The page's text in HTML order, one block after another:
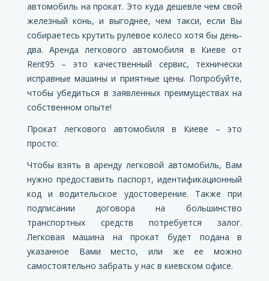
автомобиль на прокат. Это куда дешевле чем свой
железный конь, и выгоднее, чем такси, если Вы
собираетесь крутить рулевое колесо хотя бы день-
два. Аренда легкового автомобиля в Киеве от
Rent95 – это качественный сервис, технически
исправные машины и приятные цены. Попробуйте,
чтобы убедиться в заявленных преимуществах на
собственном опыте!
Прокат легкового автомобиля в Киеве – это
просто:
Чтобы взять в аренду легковой автомобиль, Вам
нужно предоставить паспорт, идентификационный
код и водительское удостоверение. Также при
подписании договора на большинство
транспортных средств потребуется залог.
Легковая машина на прокат будет подана в
указанное Вами место, или же ее можно
самостоятельно забрать у нас в киевском офисе.